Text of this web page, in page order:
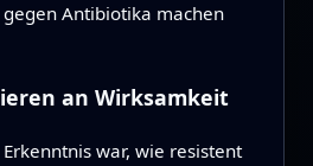
Antibiotika machen
an Wirksamkeit
war, wie resistent